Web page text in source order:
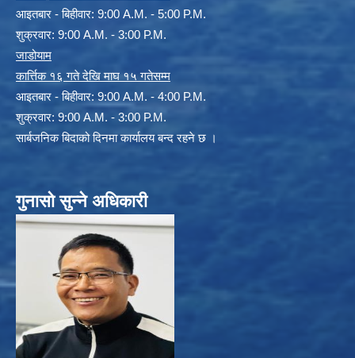
आइतबार - बिहीवार: 9:00 A.M. - 5:00 P.M.
शुक्रवार: 9:00 A.M. - 3:00 P.M.
जाडोयाम
कार्त्तिक १६ गते देखि माघ १५ गतेसम्म
आइतबार - बिहीवार: 9:00 A.M. - 4:00 P.M.
शुक्रवार: 9:00 A.M. - 3:00 P.M.
सार्बजनिक बिदाको दिनमा कार्यालय बन्द रहने छ ।
गुनासो सुन्ने अधिकारी